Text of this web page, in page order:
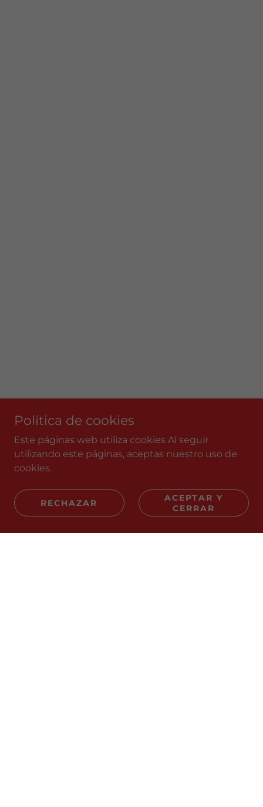
Política de cookies
Este páginas web utiliza cookies Al seguir
utilizando este páginas, aceptas nuestro uso de
cookies.
RECHAZAR
ACEPTAR Y
CERRAR